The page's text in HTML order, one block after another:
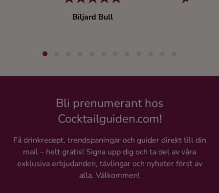
Biljard Bull
Bli prenumerant hos
Cocktailguiden.com!
Få drinkrecept, trendspaningar och guider direkt till din
mail – helt gratis! Signa upp dig och ta del av våra
exklusiva erbjudanden, tävlingar och nyheter först av
alla. Välkommen!